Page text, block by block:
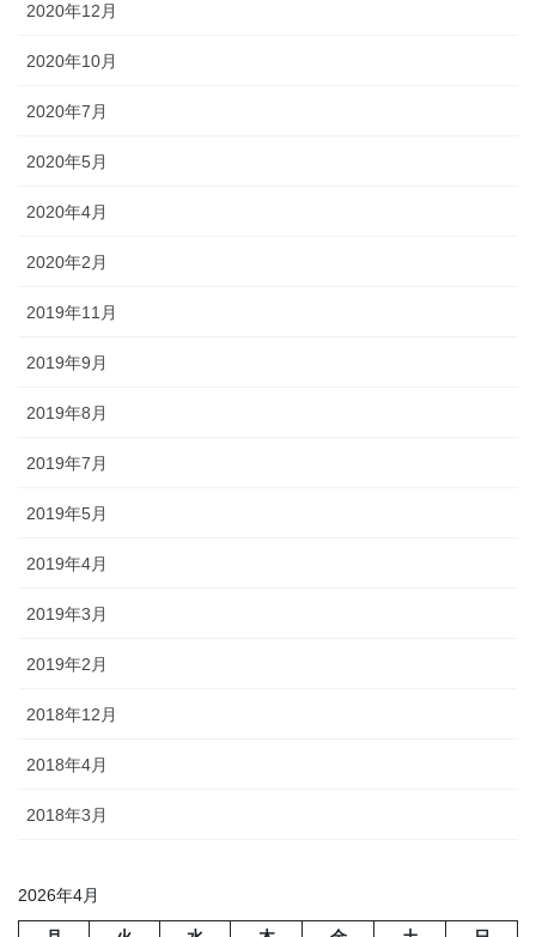
2020年12月
2020年10月
2020年7月
2020年5月
2020年4月
2020年2月
2019年11月
2019年9月
2019年8月
2019年7月
2019年5月
2019年4月
2019年3月
2019年2月
2018年12月
2018年4月
2018年3月
2026年4月